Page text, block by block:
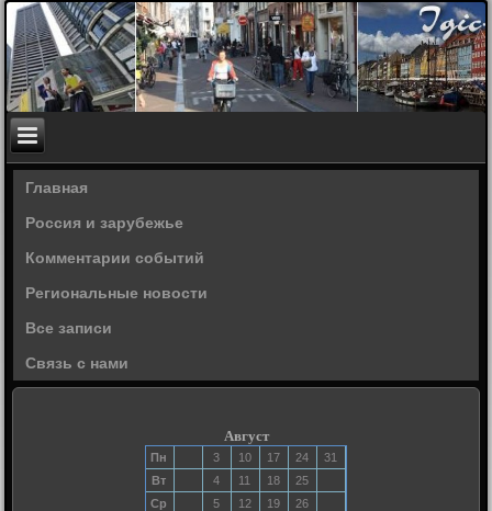
Главная
Россия и зарубежье
Комментарии событий
Региональные новости
Все записи
Связь с нами
Август
Пн 3 10 17 24
31
Вт
4 11 18
25
Ср
5 12 19
26